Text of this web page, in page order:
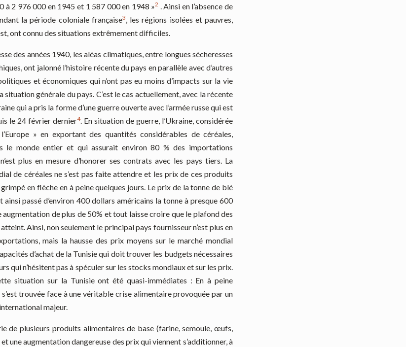
à 2 976 000 en 1945 et 1 587 000 en 1948 »2 . Ainsi en l’absence de
la période coloniale française3, les régions isolées et pauvres,
ont connu des situations extrêmement difficiles.
des années 1940, les aléas climatiques, entre longues sécheresses
ont jalonné l’histoire récente du pays en parallèle avec d’autres
et économiques qui n’ont pas eu moins d’impacts sur la vie
situation générale du pays. C’est le cas actuellement, avec la récente
qui a pris la forme d’une guerre ouverte avec l’armée russe qui est
le 24 février dernier4. En situation de guerre, l’Ukraine, considérée
» en exportant des quantités considérables de céréales,
le monde entier et qui assurait environ 80 % des importations
plus en mesure d’honorer ses contrats avec les pays tiers. La
de céréales ne s’est pas faite attendre et les prix de ces produits
en flèche en à peine quelques jours. Le prix de la tonne de blé
ainsi passé d’environ 400 dollars américains la tonne à presque 600
augmentation de plus de 50% et tout laisse croire que le plafond des
Ainsi, non seulement le principal pays fournisseur n’est plus en
mais la hausse des prix moyens sur le marché mondial
d’achat de la Tunisie qui doit trouver les budgets nécessaires
qui n’hésitent pas à spéculer sur les stocks mondiaux et sur les prix.
situation sur la Tunisie ont été quasi-immédiates : En à peine
trouvée face à une véritable crise alimentaire provoquée par un
majeur.
de plusieurs produits alimentaires de base (farine, semoule, œufs,
une augmentation dangereuse des prix qui viennent s’additionner, à